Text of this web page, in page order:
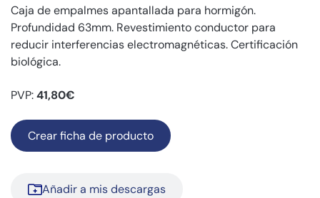
Caja de empalmes apantallada para hormigón.
Profundidad 63mm. Revestimiento conductor para
reducir interferencias electromagnéticas. Certificación
biológica.
PVP:41,80€
Crear ficha de producto
Añadir a mis descargas